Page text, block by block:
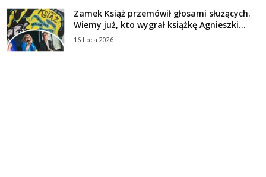
Zamek Książ przemówił głosami służących.
Wiemy już, kto wygrał książkę Agnieszki...
16 lipca 2026